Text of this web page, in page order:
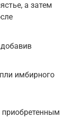
а затем
имбирного